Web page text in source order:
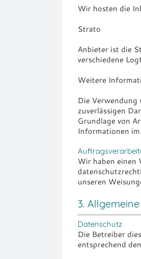
Wir hosten die
Strato
Anbieter ist die
verschiedene
Weitere
Die
zuverlässigen
Grundlage von
Informationen
Wir haben einen
unseren
3.
Datenschutz
Die Betreiber
entsprechend